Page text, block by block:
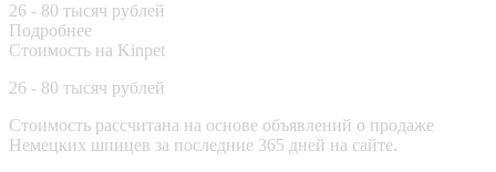
26 - 80 тысяч рублей
Подробнее
Стоимость на Kinpet
26 - 80 тысяч рублей
Стоимость рассчитана на основе объявлений о продаже
Немецких шпицев за последние 365 дней на сайте.